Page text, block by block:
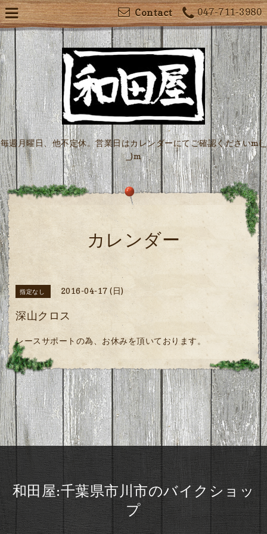
047-711-3980
Contact
毎週月曜日、他不定休。営業日はカレンダーにてご確認くださいm(_
_)m
カレンダー
指定なし 2016-04-17 (日)
深山クロス
レースサポートの為、お休みを頂いております。
和田屋:千葉県市川市のバイクショッ
プ